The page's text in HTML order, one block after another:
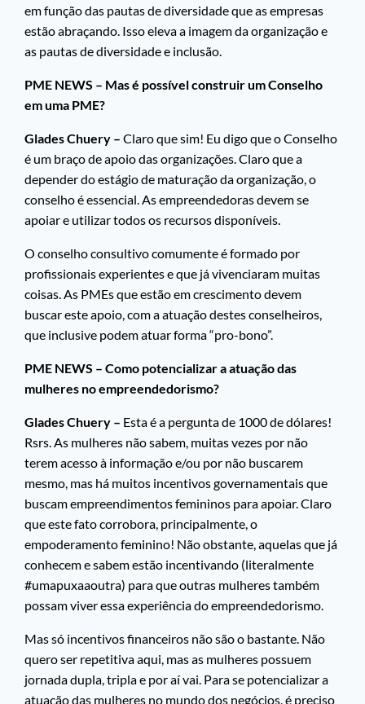
em função das pautas de diversidade que as empresas
estão abraçando. Isso eleva a imagem da organização e
as pautas de diversidade e inclusão.
PME NEWS – Mas é possível construir um Conselho
em uma PME?
Glades Chuery – Claro que sim! Eu digo que o Conselho
é um braço de apoio das organizações. Claro que a
depender do estágio de maturação da organização, o
conselho é essencial. As empreendedoras devem se
apoiar e utilizar todos os recursos disponíveis.
O conselho consultivo comumente é formado por
profissionais experientes e que já vivenciaram muitas
coisas. As PMEs que estão em crescimento devem
buscar este apoio, com a atuação destes conselheiros,
que inclusive podem atuar forma “pro-bono”.
PME NEWS – Como potencializar a atuação das
mulheres no empreendedorismo?
Glades Chuery – Esta é a pergunta de 1000 de dólares!
Rsrs. As mulheres não sabem, muitas vezes por não
terem acesso à informação e/ou por não buscarem
mesmo, mas há muitos incentivos governamentais que
buscam empreendimentos femininos para apoiar. Claro
que este fato corrobora, principalmente, o
empoderamento feminino! Não obstante, aquelas que já
conhecem e sabem estão incentivando (literalmente
#umapuxaaoutra) para que outras mulheres também
possam viver essa experiência do empreendedorismo.
Mas só incentivos financeiros não são o bastante. Não
quero ser repetitiva aqui, mas as mulheres possuem
jornada dupla, tripla e por aí vai. Para se potencializar a
atuação das mulheres no mundo dos negócios, é preciso